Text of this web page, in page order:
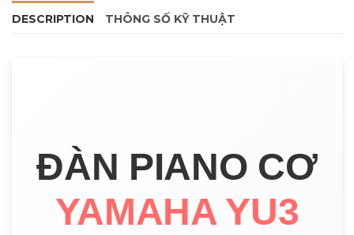
DESCRIPTION THÔNG SỐ KỸ THUẬT
ĐÀN PIANO CƠ
YAMAHA YU3